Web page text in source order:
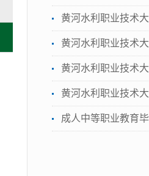
黄河水利职业技术
黄河水利职业技术
黄河水利职业技术
黄河水利职业技术
成人中等职业教育